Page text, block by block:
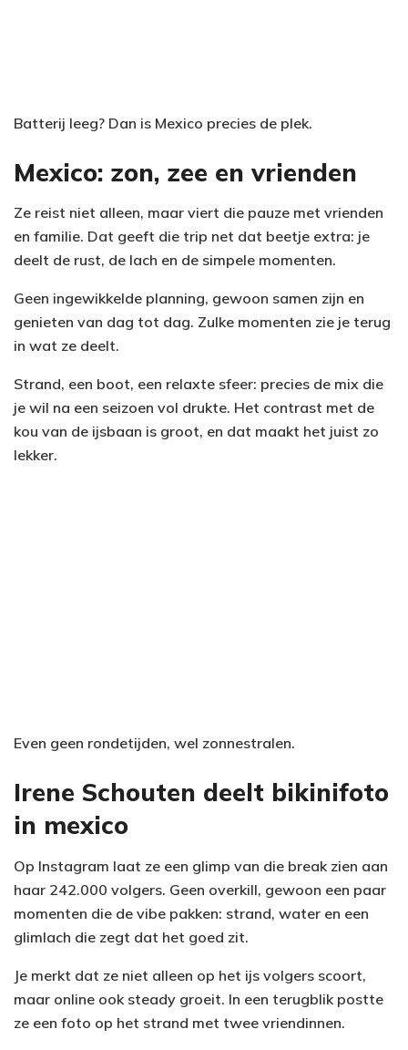
Batterij leeg? Dan is Mexico precies de plek.
Mexico: zon, zee en vrienden
Ze reist niet alleen, maar viert die pauze met vrienden
en familie. Dat geeft die trip net dat beetje extra: je
deelt de rust, de lach en de simpele momenten.
Geen ingewikkelde planning, gewoon samen zijn en
genieten van dag tot dag. Zulke momenten zie je terug
in wat ze deelt.
Strand, een boot, een relaxte sfeer: precies de mix die
je wil na een seizoen vol drukte. Het contrast met de
kou van de ijsbaan is groot, en dat maakt het juist zo
lekker.
Even geen rondetijden, wel zonnestralen.
Irene Schouten deelt bikinifoto
in mexico
Op Instagram laat ze een glimp van die break zien aan
haar 242.000 volgers. Geen overkill, gewoon een paar
momenten die de vibe pakken: strand, water en een
glimlach die zegt dat het goed zit.
Je merkt dat ze niet alleen op het ijs volgers scoort,
maar online ook steady groeit. In een terugblik postte
ze een foto op het strand met twee vriendinnen.